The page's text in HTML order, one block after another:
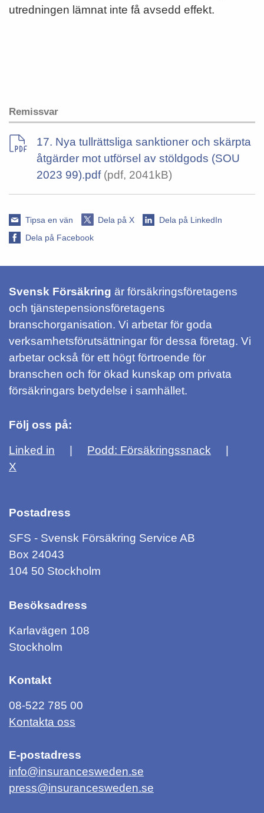
utredningen lämnat inte få avsedd effekt.
Remissvar
17. Nya tullrättsliga sanktioner och skärpta
åtgärder mot utförsel av stöldgods (SOU
2023 99).pdf(pdf, 2041kB)
Tipsa en vän Dela på X
Dela på LinkedIn
Dela på Facebook
Svensk Försäkring är försäkringsföretagens
och tjänstepensionsföretagens
branschorganisation. Vi arbetar för goda
verksamhetsförutsättningar för dessa företag. Vi
arbetar också för ett högt förtroende för
branschen och för ökad kunskap om privata
försäkringars betydelse i samhället.
Följ oss på:
Linked in
Podd: Försäkringssnack
X
Postadress
SFS - Svensk Försäkring Service AB
Box 24043
104 50 Stockholm
Besöksadress
Karlavägen 108
Stockholm
Kontakt
08-522 785 00
Kontakta oss
E-postadress
info@insurancesweden.se
press@insurancesweden.se